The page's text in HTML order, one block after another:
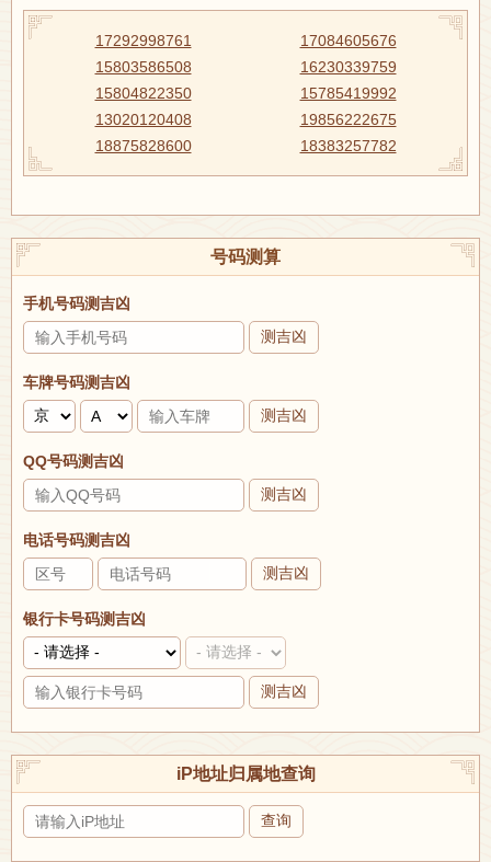
17292998761
17084605676
15803586508
16230339759
15804822350
15785419992
13020120408
19856222675
18875828600
18383257782
号码测算
手机号码测吉凶
测吉凶
车牌号码测吉凶
测吉凶
QQ号码测吉凶
测吉凶
电话号码测吉凶
测吉凶
银行卡号码测吉凶
测吉凶
iP地址归属地查询
查询